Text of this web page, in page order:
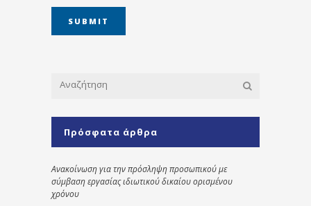
Πρόσφατα άρθρα
Ανακοίνωση για την πρόσληψη προσωπικού με
σύμβαση εργασίας ιδιωτικού δικαίου ορισμένου
χρόνου